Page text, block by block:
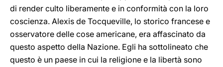
di render culto liberamente e in conformità con la loro
coscienza. Alexis de Tocqueville, lo storico francese e
osservatore delle cose americane, era affascinato da
questo aspetto della Nazione. Egli ha sottolineato che
questo è un paese in cui la religione e la libertà sono